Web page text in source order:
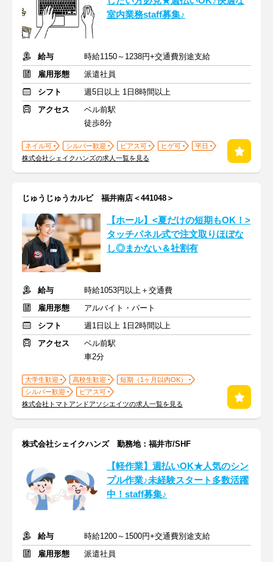
室内業務staff募集♪
給与
時給1150～1238円+交通費別途支給
雇用形態
派遣社員
シフト
週5日以上 1日8時間以上
アクセス
ベル前駅
徒歩8分
ネイル可 シルバー歓迎 ピアス可 ヒゲ可
平日
株式会社シェイクハンズの求人一覧を見る
じゅうじゅうカルビ 福井南店＜441048＞
【ホール】<夏だけの短期もOK！>
タッチパネル式で注文取りほぼな
し◎まかない＆社割有
給与
時給1053円以上＋交通費
雇用形態
アルバイト・パート
シフト
週1日以上 1日2時間以上
アクセス
ベル前駅
車2分
大学生歓迎 高校生歓迎
短期（1ヶ月以内OK）
シルバー歓迎
ピアス可
株式会社トマトアンドアソシエイツの求人一覧を見る
株式会社シェイクハンズ 勤務地：福井市/SHF
【軽作業】週払いOK★人気のシン
プル作業♪未経験スタート多数活躍
中！staff募集♪
給与
時給1200～1500円+交通費別途支給
雇用形態
派遣社員